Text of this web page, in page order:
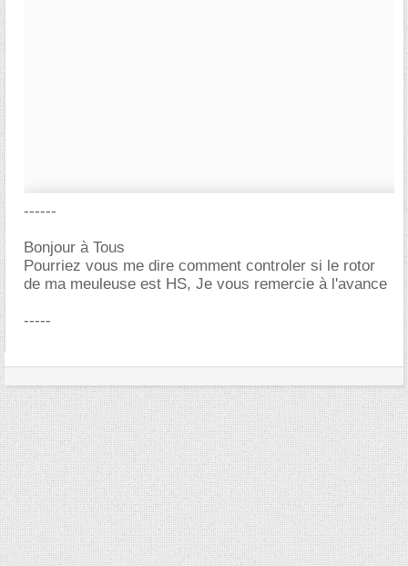
------
Bonjour à Tous
Pourriez vous me dire comment controler si le rotor
de ma meuleuse est HS, Je vous remercie à l'avance
-----